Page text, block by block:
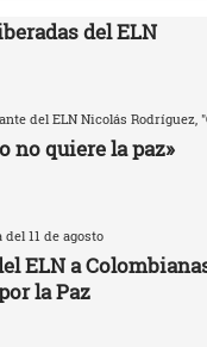
del ELN
del ELN Nicolás Rodríguez,
no quiere la paz»
11 de agosto
ELN a
la Paz